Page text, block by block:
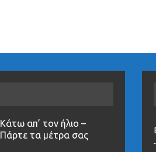
Κάτω απ’ τον ήλιο –
Πάρτε τα μέτρα σας